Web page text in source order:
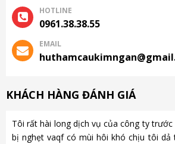
HOTLINE
0961.38.38.55
EMAIL
KHÁCH HÀNG ĐÁNH GIÁ
Tôi rất hài long dịch vụ của công ty
bị nghẹt vaqf có mùi hôi khó chịu tôi dả